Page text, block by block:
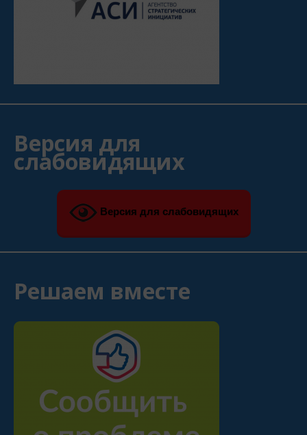
Версия для
слабовидящих
Версия для слабовидящих
Решаем вместе